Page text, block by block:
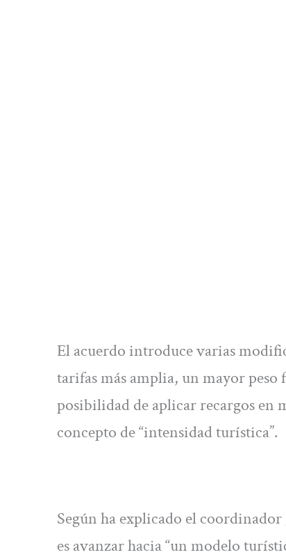
El acuerdo introduce varias
tarifas más amplia, un mayor peso
posibilidad de aplicar recargos en
concepto de “intensidad turística”.
Según ha explicado el
es avanzar hacia “un modelo